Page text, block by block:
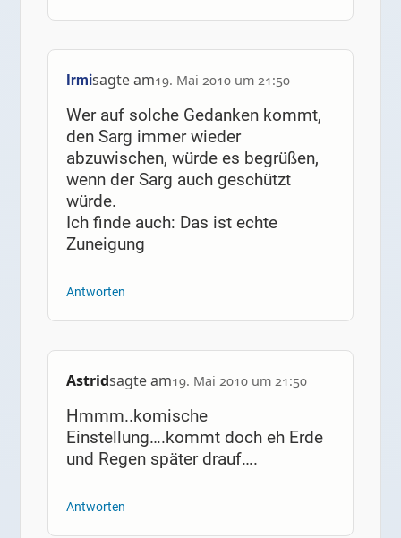
Irmisagte am19. Mai 2010 um 21:50
Wer auf solche Gedanken kommt,
den Sarg immer wieder
abzuwischen, würde es begrüßen,
wenn der Sarg auch geschützt
würde.
Ich finde auch: Das ist echte
Zuneigung
Antworten
Astridsagte am19. Mai 2010 um 21:50
Hmmm..komische
Einstellung….kommt doch eh Erde
und Regen später drauf….
Antworten